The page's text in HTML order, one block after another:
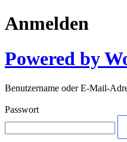
Anmelden
Powered by
Benutzername oder E-Mail-
Passwort